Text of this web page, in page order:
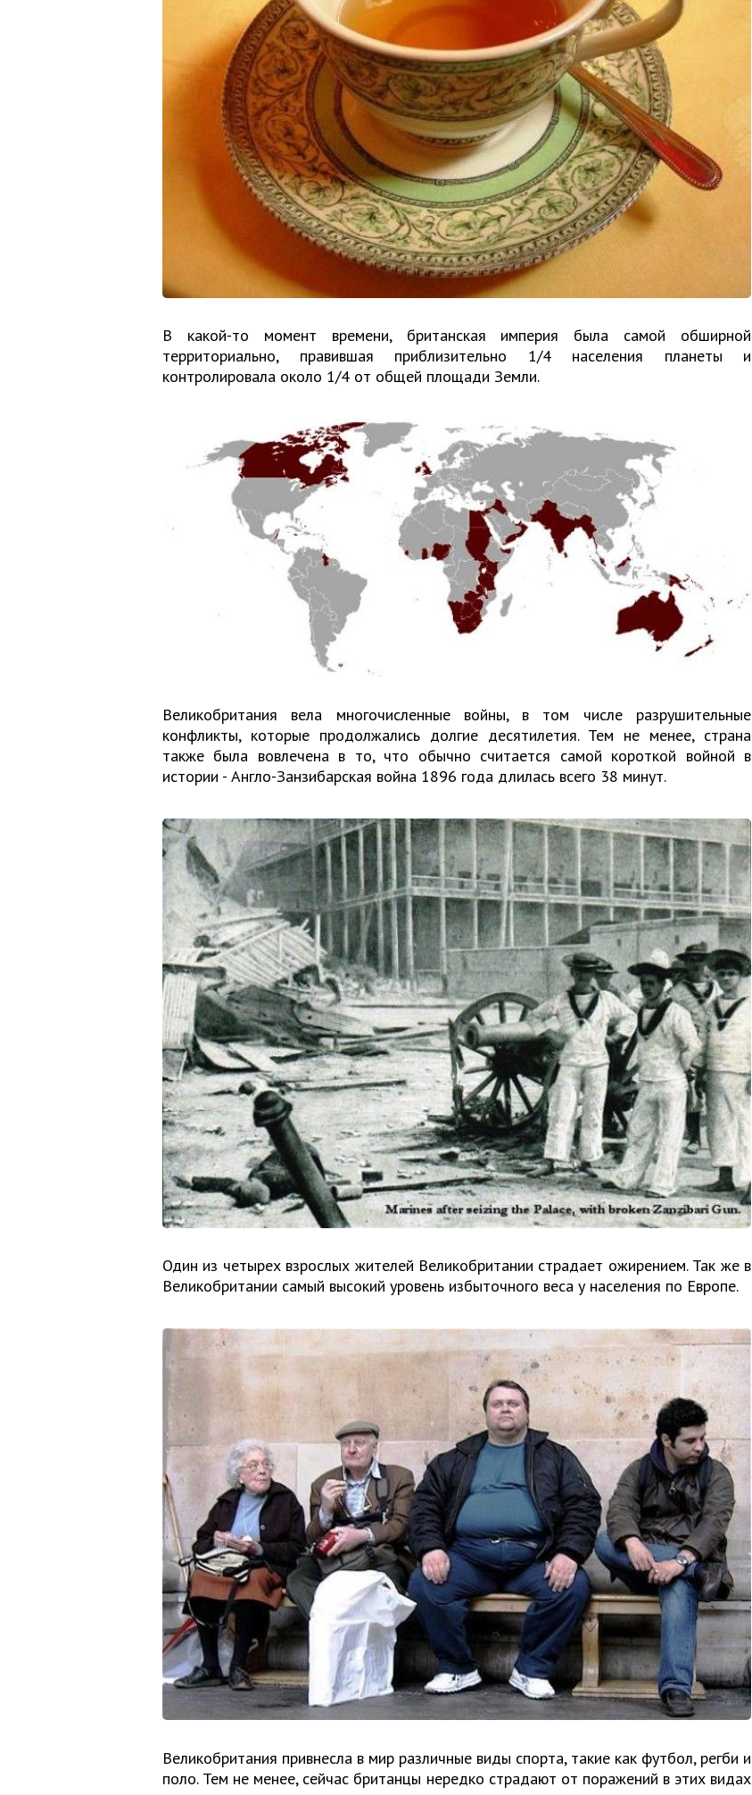
В какой-то момент времени, британская империя была самой обширной
территориально, правившая приблизительно 1/4 населения планеты и
контролировала около 1/4 от общей площади Земли.
Великобритания вела многочисленные войны, в том числе разрушительные
конфликты, которые продолжались долгие десятилетия. Тем не менее, страна
также была вовлечена в то, что обычно считается самой короткой войной в
истории - Англо-Занзибарская война 1896 года длилась всего 38 минут.
Один из четырех взрослых жителей Великобритании страдает ожирением. Так же в
Великобритании самый высокий уровень избыточного веса у населения по Европе.
Великобритания привнесла в мир различные виды спорта, такие как футбол, регби и
поло. Тем не менее, сейчас британцы нередко страдают от поражений в этих видах